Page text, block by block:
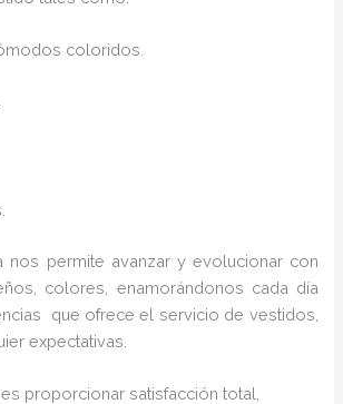
coloridos.
nos permite avanzar y evolucionar con
colores, enamorándonos cada día
que ofrece el servicio de vestidos,
expectativas.
proporcionar satisfacción total,